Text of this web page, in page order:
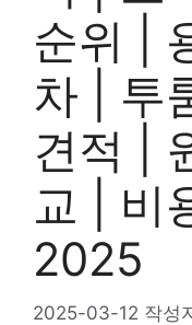
순위 |
차 | 투
견적 |
교 | 비
2025
2025-03-12 작성